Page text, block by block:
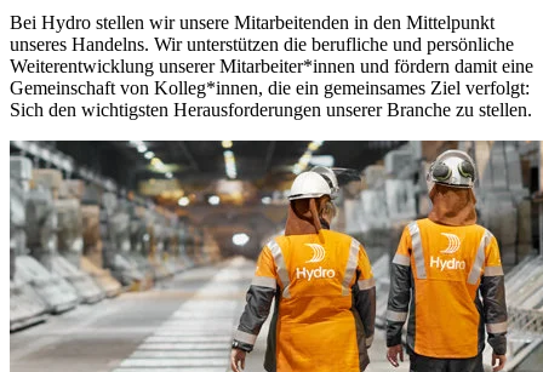
Bei Hydro stellen wir unsere Mitarbeitenden in den Mittelpunkt
unseres Handelns. Wir unterstützen die berufliche und persönliche
Weiterentwicklung unserer Mitarbeiter*innen und fördern damit eine
Gemeinschaft von Kolleg*innen, die ein gemeinsames Ziel verfolgt:
Sich den wichtigsten Herausforderungen unserer Branche zu stellen.